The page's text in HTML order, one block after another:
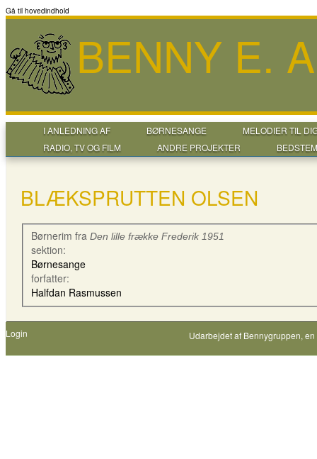
Gå til hovedindhold
BENNY E.
I ANLEDNING AF BØRNESANGE
MELODIER TIL
RADIO, TV OG FILM
ANDRE PROJEKTER
BLÆKSPRUTTEN OLSEN
Børnerim fra Den lille frække Frederik 1951
sektion:
Børnesange
forfatter:
Halfdan Rasmussen
Login Udarbejdet af Bennygruppen,